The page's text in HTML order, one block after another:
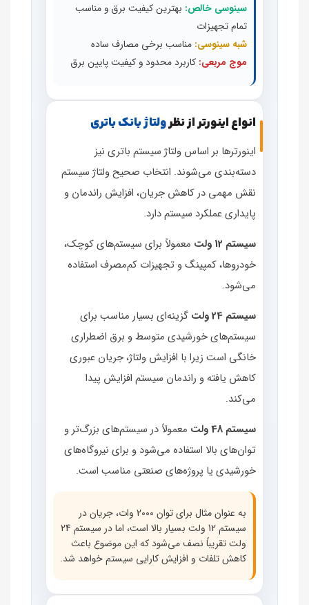
سینوسی خالص: بهترین کیفیت برق و مناسب
تمام تجهیزات
شبه سینوسی: مناسب برخی مصارف ساده
موج مربعی: کاربرد محدود و کیفیت پایین برق
انواع اینورتر از نظرولتاژ بانک باتری
اینورترها بر اساس ولتاژ سیستم باتری نیز
دسته‌بندی می‌شوند. انتخاب صحیح ولتاژ سیستم
نقش مهمی در کاهش جریان، افزایش راندمان و
پایداری عملکرد سیستم دارد.
سیستم 12 ولت
معمولاً برای سیستم‌های کوچک،
خودروها، کمپینگ و تجهیزات کم‌مصرف استفاده
می‌شود.
سیستم 24 ولت
گزینه‌ای بسیار مناسب برای
سیستم‌های خورشیدی متوسط و برق اضطراری
خانگی است زیرا با افزایش ولتاژ، جریان عبوری
کاهش یافته و راندمان سیستم افزایش پیدا
می‌کند.
سیستم 48 ولت
معمولاً در سیستم‌های بزرگ‌تر و
توان‌های بالا استفاده می‌شود و برای نیروگاه‌های
خورشیدی یا پروژه‌های صنعتی مناسب است.
به عنوان مثال برای توان 2000 وات، جریان در
سیستم 12 ولت بسیار بالا است، اما در سیستم 24
ولت تقریباً نصف می‌شود که این موضوع باعث
کاهش تلفات و افزایش کارایی سیستم خواهد شد.